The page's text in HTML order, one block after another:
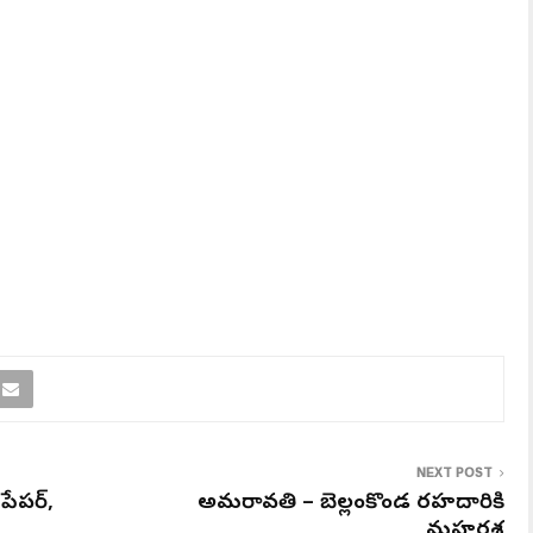
పేపర్,
NEXT POST
అమరావతి – బెల్లంకొండ రహదారికి